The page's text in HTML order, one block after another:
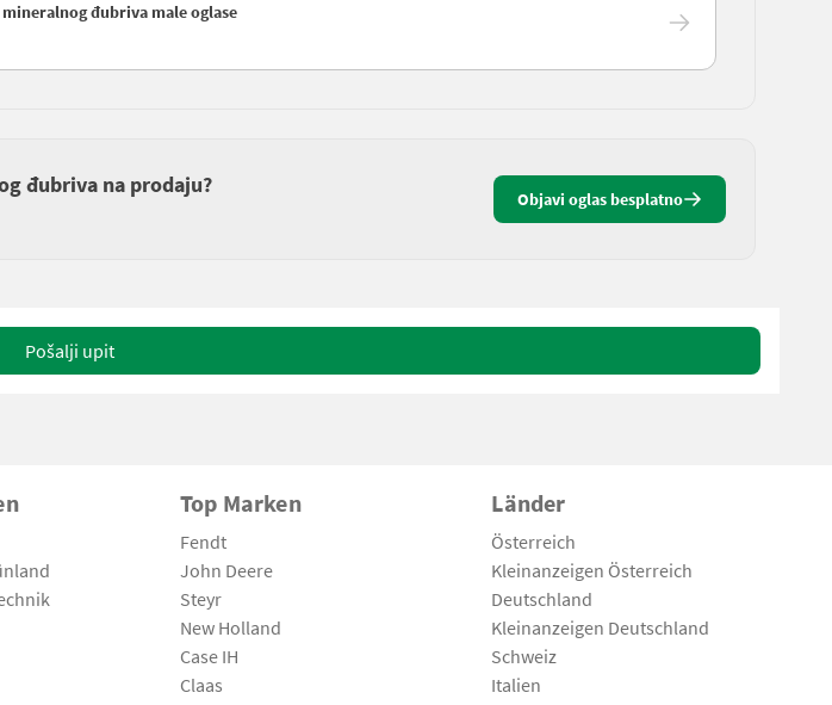
đubriva male oglase
đubriva na prodaju?
Objavi oglas besplatno
Pošalji upit
Top Marken
Fendt
John Deere
Steyr
New Holland
Case IH
Claas
Länder
Österreich
Kleinanzeigen Österreich
Deutschland
Kleinanzeigen Deutschland
Schweiz
Italien